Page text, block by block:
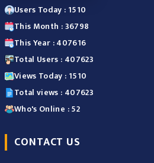
Users Today : 1510
This Month : 36798
This Year : 407616
Total Users : 407623
Views Today : 1510
Total views : 407623
Who's Online : 52
CONTACT US